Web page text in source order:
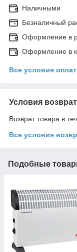
Наличными
Безналичный
Оформление в
Оформление в
Все условия
Условия
Возврат товара в
Все условия
Подобные